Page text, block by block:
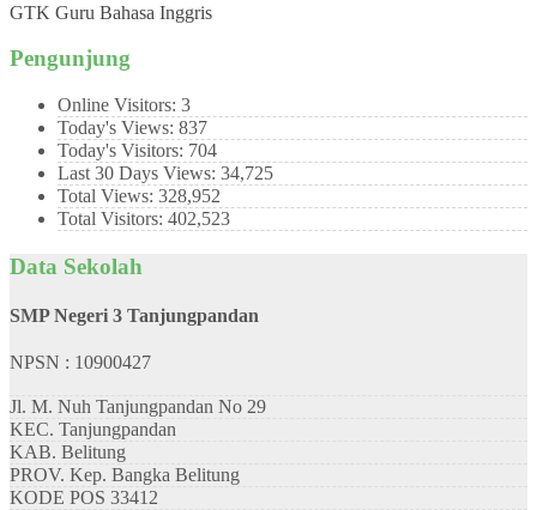
GTK Guru Bahasa Inggris
Pengunjung
Online Visitors: 3
Today's Views: 837
Today's Visitors: 704
Last 30 Days Views: 34,725
Total Views: 328,952
Total Visitors: 402,523
Data Sekolah
SMP Negeri 3 Tanjungpandan
NPSN : 10900427
Jl. M. Nuh Tanjungpandan No 29
KEC. Tanjungpandan
KAB. Belitung
PROV. Kep. Bangka Belitung
KODE POS 33412